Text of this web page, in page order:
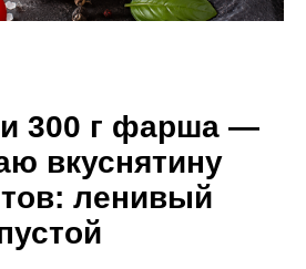
300 г фарша —
вкуснятину
ленивый